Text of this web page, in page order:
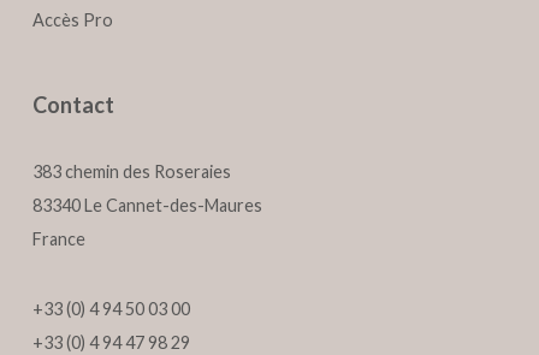
Accès Pro
Contact
383 chemin des Roseraies
83340 Le Cannet-des-Maures
France
+33 (0) 4 94 50 03 00
+33 (0) 4 94 47 98 29